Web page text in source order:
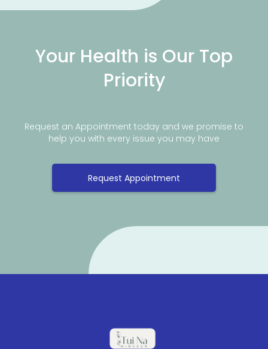
Your Health is Our Top
Priority
Request an Appointment today and we promise to
help you with every issue you may have
Request Appointment